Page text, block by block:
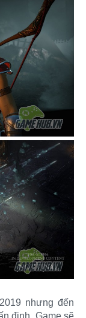
2019 nhưng đến